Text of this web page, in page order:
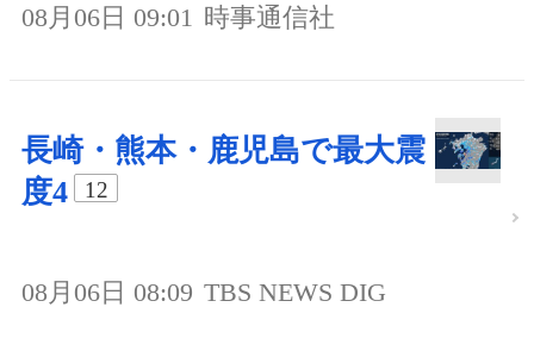
08月06日 09:01 時事通信社
長崎・熊本・鹿児島で最大震
度4
12
08月06日 08:09 TBS NEWS DIG